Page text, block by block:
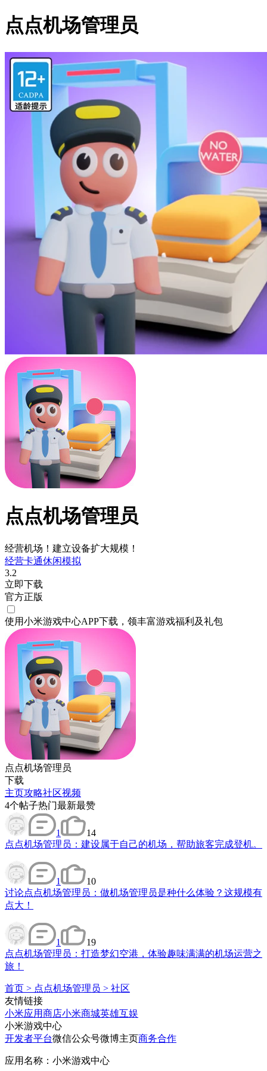
点点机场管理员
点点机场管理员
经营机场！建立设备扩大规模！
经营卡通休闲模拟
3.2
立即下载
官方正版
使用小米游戏中心APP下载 ，领丰富游戏福利 及礼包
点点机场管理员
下载
主页攻略社区视频
4个帖子热门最新最赞
1
14
点点机场管理员：建设属于自己的机场，帮助旅客完成登机。
1
10
讨论点点机场管理员：做机场管理员是种什么体验？这规模有
点大！
1
19
点点机场管理员：打造梦幻空港，体验趣味满满的机场运营之
旅！
首页 > 点点机场管理员 > 社区
友情链接
小米应用商店小米商城英雄互娱
小米游戏中心
开发者平台微信公众号微博主页商务合作
应用名称：小米游戏中心